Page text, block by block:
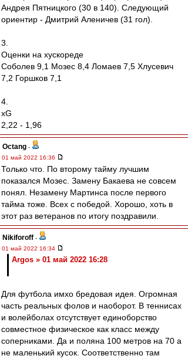
Андрея Пятницкого (30 в 140). Следующий
ориентир - Дмитрий Аленичев (31 гол).
3.
Оценки на хускореде
Соболев 9,1 Мозес 8,4 Ломаев 7,5 Хлусевич
7,2 Горшков 7,1
4.
xG
2,22 - 1,96
Octang -
01 май 2022 16:36
Только что. По второму тайму лучшим
показался Мозес. Замену Бакаева не совсем
понял. Незамену Мартинса после первого
тайма тоже. Всех с победой. Хорошо, хоть в
этот раз ветеранов по итогу поздравили.
Nikiforoff -
01 май 2022 16:34
Argos » 01 май 2022 16:28
Для футбола имхо бредовая идея. Огромная
часть реальных фолов и наоборот. В теннисах
и волейболах отсутствует единоборство
совместное физическое как класс между
соперниками. Да и поляна 100 метров на 70 а
не маленький кусок. Соответственно там